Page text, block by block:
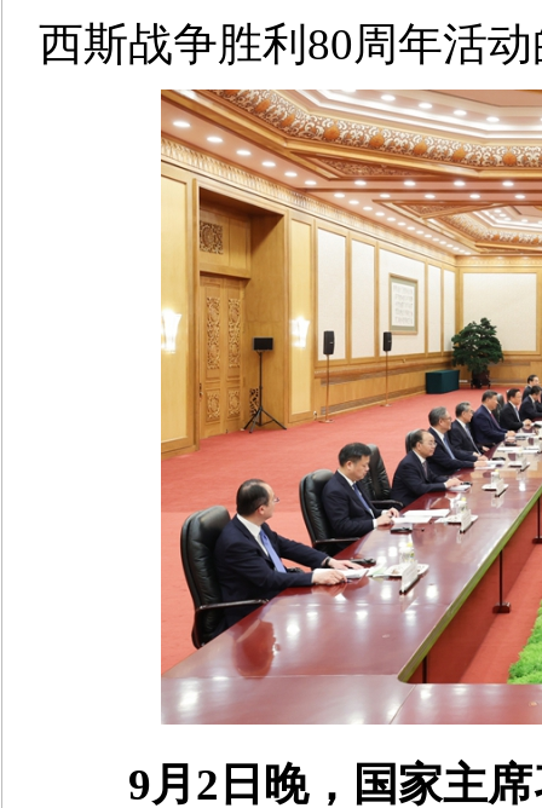
西斯战争胜利80周年活
9月2日晚，国家主